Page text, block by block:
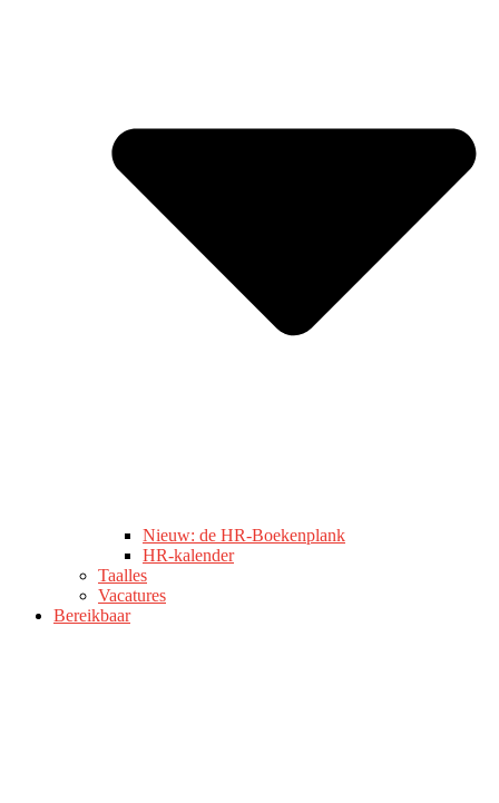
Nieuw: de HR-Boekenplank
HR-kalender
Taalles
Vacatures
Bereikbaar